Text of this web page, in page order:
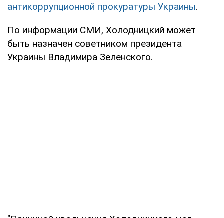
антикоррупционной прокуратуры Украины.
По информации СМИ, Холодницкий может
быть назначен советником президента
Украины Владимира Зеленского.